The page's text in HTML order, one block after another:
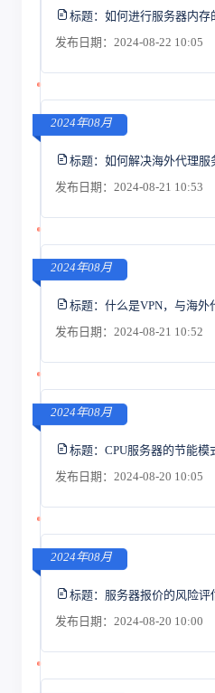
标题： 如何进行服务器内存
发布日期：2024-08-22 10:05
2024年08月
标题： 如何解决海外代理服
发布日期：2024-08-21 10:53
2024年08月
标题： 什么是VPN，与海外
发布日期：2024-08-21 10:52
2024年08月
标题： CPU服务器的节能模
发布日期：2024-08-20 10:05
2024年08月
标题： 服务器报价的风险
发布日期：2024-08-20 10:00